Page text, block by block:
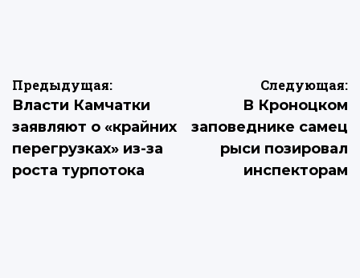
Навигация
по
записям
Предыдущая:
Власти Камчатки
заявляют о «крайних
перегрузках» из-за
роста турпотока
Следующая:
В Кроноцком
заповеднике самец
рыси позировал
инспекторам